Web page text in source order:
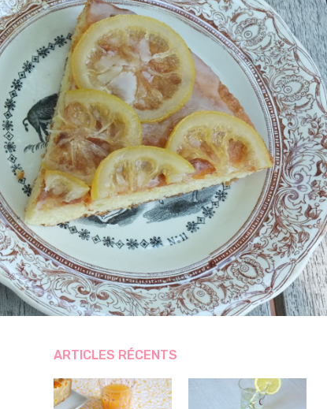
ARTICLES RÉCENTS